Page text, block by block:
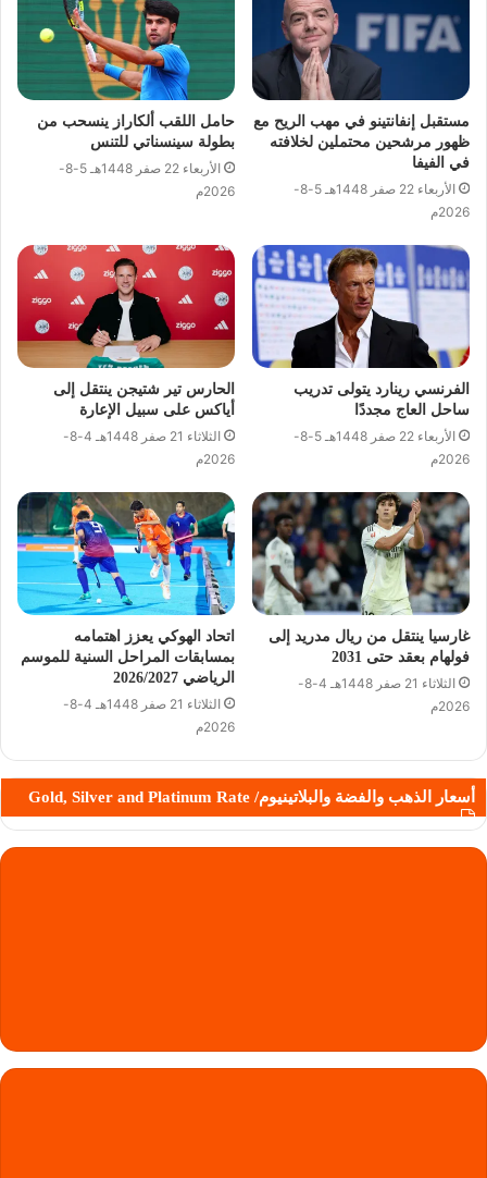
مستقبل إنفانتينو في مهب الريح مع
ظهور مرشحين محتملين لخلافته
في الفيفا
الأربعاء 22 صفر 1448هـ 5-8-
2026م
حامل اللقب ألكاراز ينسحب من
بطولة سينسناتي للتنس
الأربعاء 22 صفر 1448هـ 5-8-
2026م
الفرنسي رينارد يتولى تدريب
ساحل العاج مجددًا
الأربعاء 22 صفر 1448هـ 5-8-
2026م
الحارس تير شتيجن ينتقل إلى
أياكس على سبيل الإعارة
الثلاثاء 21 صفر 1448هـ 4-8-
2026م
غارسيا ينتقل من ريال مدريد إلى
فولهام بعقد حتى 2031
الثلاثاء 21 صفر 1448هـ 4-8-
2026م
اتحاد الهوكي يعزز اهتمامه
بمسابقات المراحل السنية للموسم
الرياضي 2026/2027
الثلاثاء 21 صفر 1448هـ 4-8-
2026م
أسعار الذهب والفضة والبلاتينيوم/ Gold, Silver and Platinum Rate